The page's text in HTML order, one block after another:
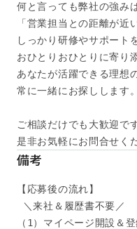
何と言っても弊社の強み
「営業担当との距離が近
しっかり研修やサポート
おひとりおひとりに寄り
あなたが活躍できる理想
常に一緒にお探しします。
ご相談だけでも大歓迎です
是非お気軽にお問合せく
備考
【応募後の流れ】
＼来社＆履歴書不要／
（1）マイページ開設＆